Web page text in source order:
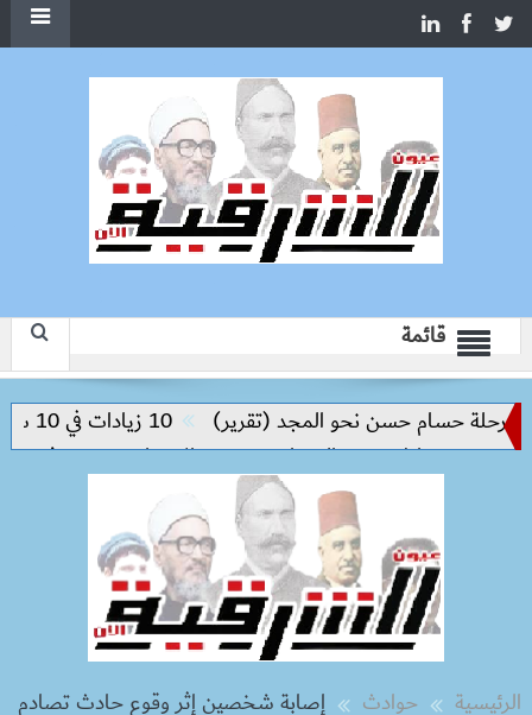
قائمة
حسام حسن نحو المجد (تقرير)
10 زيادات في 10 سنوات.. هل حان الوقت لرفع دعم البنزين نهائيا؟
من مخاطر مرض السعار
وزيرة الإسكان تسرّع توفيق أوضاع
الرئيسية حوادث
إصابة شخصين إثر وقوع حادث تصادم